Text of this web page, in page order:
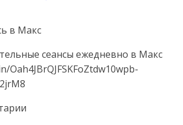
в Макс
сеансы ежедневно в Макс